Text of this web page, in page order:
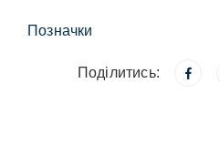
Позначки
Поділитись: